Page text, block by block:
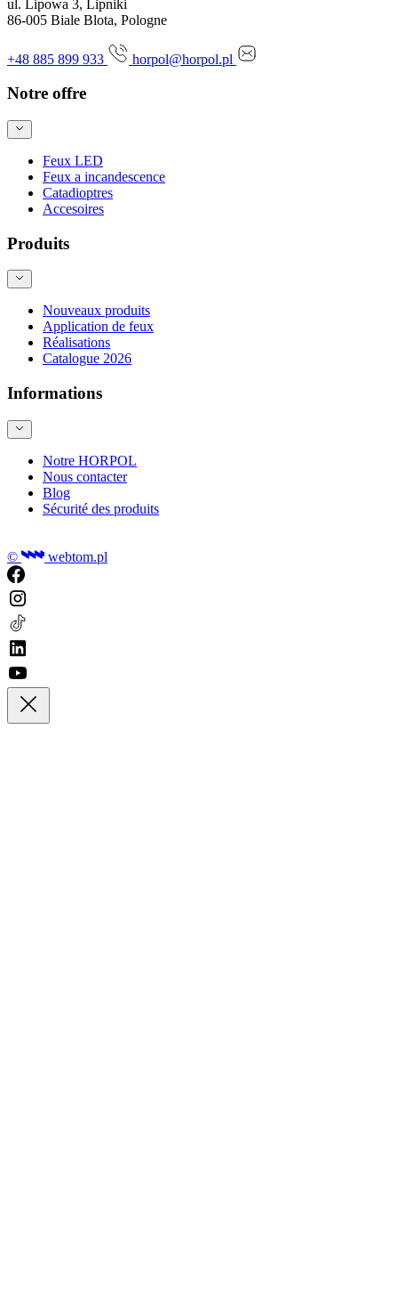
ul. Lipowa 3, Lipniki
86-005 Biale Blota, Pologne
+48 885 899 933 horpol@horpol.pl
Notre offre
Feux LED
Feux a incandescence
Catadioptres
Accesoires
Produits
Nouveaux produits
Application de feux
Réalisations
Catalogue 2026
Informations
Notre HORPOL
Nous contacter
Blog
Sécurité des produits
© webtom.pl